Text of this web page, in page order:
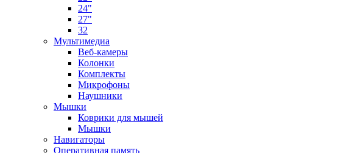
24"
27"
32
Мультимедиа
Веб-камеры
Колонки
Комплекты
Микрофоны
Наушники
Мышки
Коврики для мышей
Мышки
Навигаторы
Оперативная память